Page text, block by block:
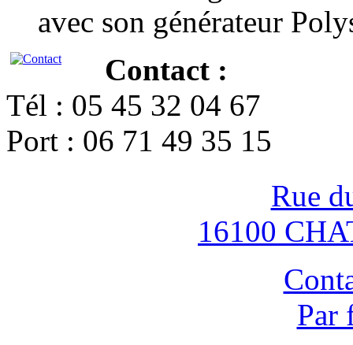
avec son générateur
Contact :
Tél : 05 45 32 04 67
Port : 06 71 49 35 15
Rue
16100
Par